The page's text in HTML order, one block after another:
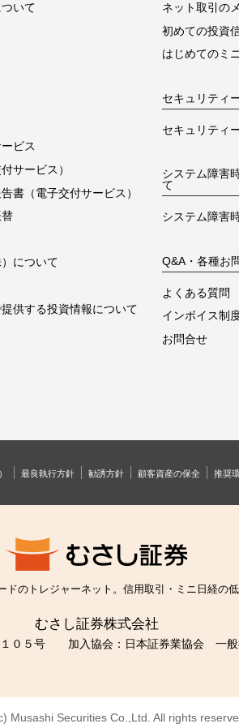
いて
ビス
サービス）
書（電子交付サービス）
について
供する投資情報について
ネット取引の
初めての投資
はじめてのミ
セキュリティ
セキュリティ
システム障害
て
システム障害
Q&A・各種お
よくある質問
インボイス制
お問合せ
最良執行方針 勧誘方針 顧客資産の保全 推奨
ドのトレジャーネット。信用取引・ミニ日経の
むさし証券株式会社
１０５号 加入協会：日本証券業協会 一
Musashi Securities Co.,Ltd. All rights